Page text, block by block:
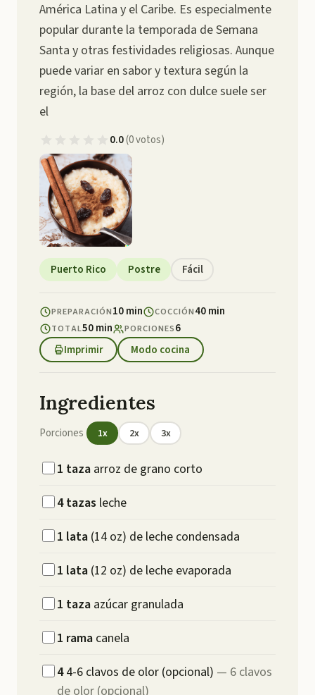
América Latina y el Caribe. Es especialmente
popular durante la temporada de Semana
Santa y otras festividades religiosas. Aunque
puede variar en sabor y textura según la
región, la base del arroz con dulce suele ser
el
0.0(0votos)
Puerto Rico Postre Fácil
PREPARACIÓN10 min COCCIÓN40 min
TOTAL50 min PORCIONES6
Imprimir
Modo cocina
Ingredientes
Porciones 1x 2x 3x
1 taza arroz de grano corto
4tazas leche
1 lata (14 oz) de leche condensada
1 lata (12 oz) de leche evaporada
1 taza azúcar granulada
1 rama canela
4 4-6 clavos de olor (opcional) — 6 clavos
de olor (opcional)